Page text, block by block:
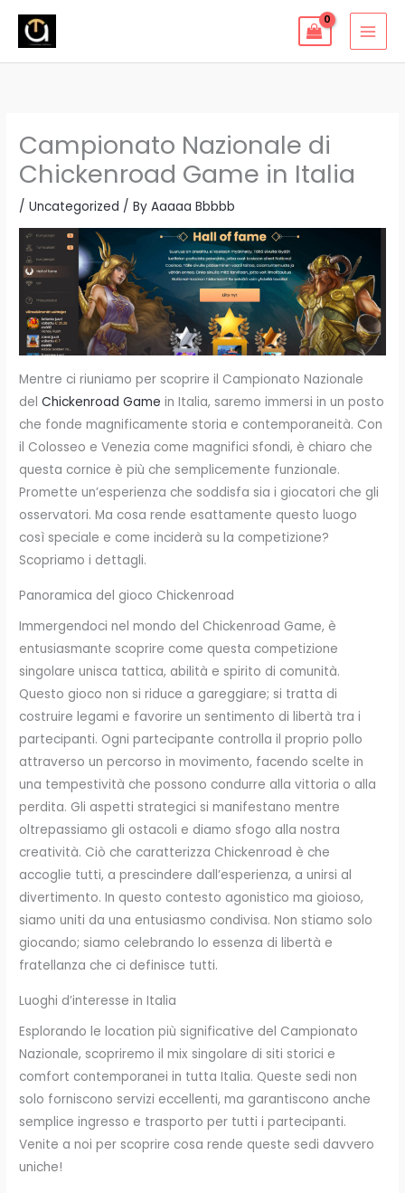
Skip
Campionato Nazionale di
Chickenroad Game in Italia
/Uncategorized / ByAaaaa Bbbbb
Mentre ci riuniamo per scoprire il Campionato Nazionale
delChickenroad Game in Italia, saremo immersi in un posto
che fonde magnificamente storia e contemporaneità. Con
il Colosseo e Venezia come magnifici sfondi, è chiaro che
questa cornice è più che semplicemente funzionale.
Promette un’esperienza che soddisfa sia i giocatori che gli
osservatori. Ma cosa rende esattamente questo luogo
così speciale e come inciderà su la competizione?
Scopriamo i dettagli.
Panoramica del gioco Chickenroad
Immergendoci nel mondo del Chickenroad Game, è
entusiasmante scoprire come questa competizione
singolare unisca tattica, abilità e spirito di comunità.
Questo gioco non si riduce a gareggiare; si tratta di
costruire legami e favorire un sentimento di libertà tra i
partecipanti. Ogni partecipante controlla il proprio pollo
attraverso un percorso in movimento, facendo scelte in
una tempestività che possono condurre alla vittoria o alla
perdita. Gli aspetti strategici si manifestano mentre
oltrepassiamo gli ostacoli e diamo sfogo alla nostra
creatività. Ciò che caratterizza Chickenroad è che
accoglie tutti, a prescindere dall’esperienza, a unirsi al
divertimento. In questo contesto agonistico ma gioioso,
siamo uniti da una entusiasmo condivisa. Non stiamo solo
giocando; siamo celebrando lo essenza di libertà e
fratellanza che ci definisce tutti.
Luoghi d’interesse in Italia
Esplorando le location più significative del Campionato
Nazionale, scopriremo il mix singolare di siti storici e
comfort contemporanei in tutta Italia. Queste sedi non
solo forniscono servizi eccellenti, ma garantiscono anche
semplice ingresso e trasporto per tutti i partecipanti.
Venite a noi per scoprire cosa rende queste sedi davvero
uniche!